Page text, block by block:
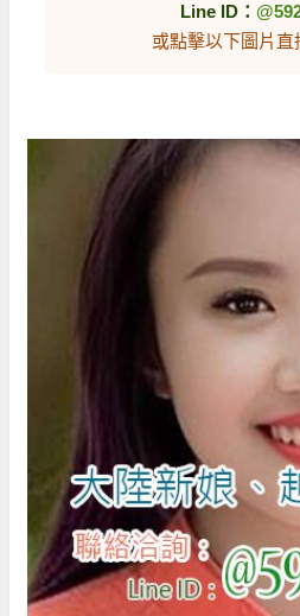
Line ID：
或點擊以下圖片直